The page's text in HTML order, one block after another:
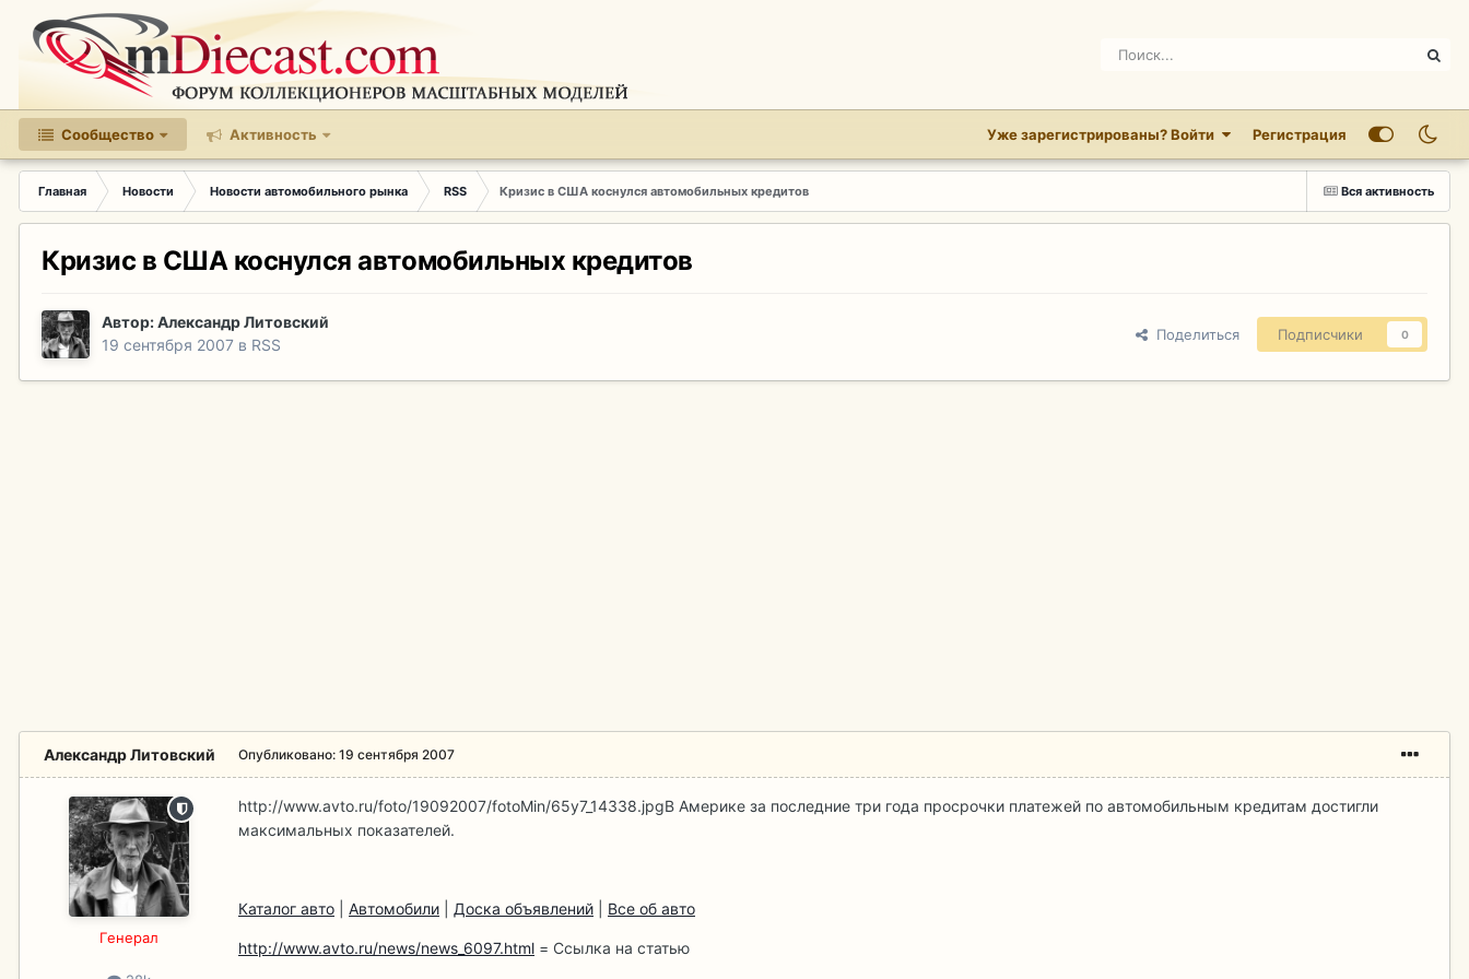
Сообщество Активность Уже зарегистрированы? Войти Регистрация
Вся активность
Главная Новости Новости автомобильного рынка RSS Кризис в США коснулся автомобильных кредитов
Кризис в США коснулся автомобильных кредитов
Автор:Александр Литовский
19 сентября 2007 в RSS
Поделиться Подписчики 0
Александр Литовский
Гeнерал
Опубликовано: 19 сентября 2007
http://www.avto.ru/foto/19092007/fotoMin/65y7_14338.jpgВ Америке за последние три года просрочки платежей по автомобильным кредитам достигли
максимальных показателей.
Каталог авто Автомобили Доска объявлений Все об авто
http://www.avto.ru/news/news_6097.html = Ссылка на статью